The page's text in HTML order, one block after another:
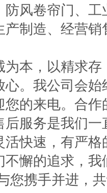
防风卷帘门、
产制造、经营
为本，以精求
心。我公司会
您的来电。合
后服务是我们
活快速，有严
懈的追求，
您携手并进，